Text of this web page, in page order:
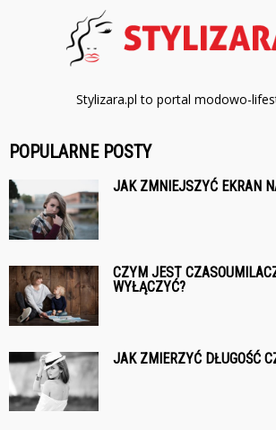
Stylizara.pl to portal modowo-
POPULARNE POSTY
JAK ZMNIEJSZYĆ EKRAN
CZYM JEST
WYŁĄCZYĆ?
JAK ZMIERZYĆ DŁUGOŚĆ